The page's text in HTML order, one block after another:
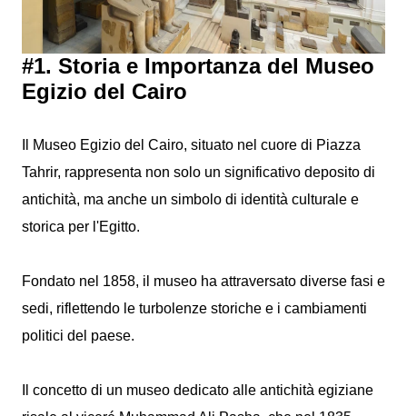
#1. Storia e Importanza del Museo
Egizio del Cairo
Il Museo Egizio del Cairo, situato nel cuore di Piazza
Tahrir, rappresenta non solo un significativo deposito di
antichità, ma anche un simbolo di identità culturale e
storica per l'Egitto.
Fondato nel 1858, il museo ha attraversato diverse fasi e
sedi, riflettendo le turbolenze storiche e i cambiamenti
politici del paese.
Il concetto di un museo dedicato alle antichità egiziane